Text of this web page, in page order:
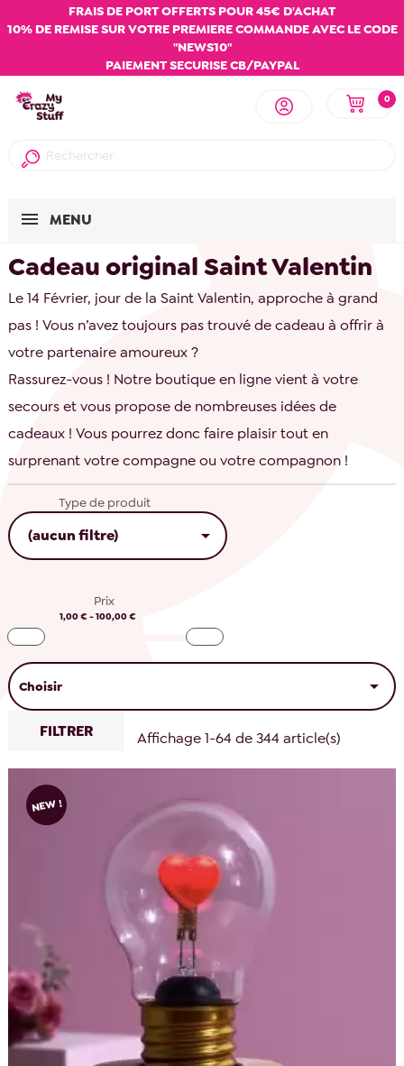
FRAIS DE PORT OFFERTS POUR 45€ D'ACHAT
10% DE REMISE SUR VOTRE PREMIERE COMMANDE AVEC LE CODE
"NEWS10"
PAIEMENT SECURISE CB/PAYPAL
0
MENU
Cadeau original Saint Valentin
Le 14 Février, jour de la Saint Valentin, approche à grand
pas ! Vous n’avez toujours pas trouvé de cadeau à offrir à
votre partenaire amoureux ?
Rassurez-vous ! Notre boutique en ligne vient à votre
secours et vous propose de nombreuses idées de
cadeaux ! Vous pourrez donc faire plaisir tout en
surprenant votre compagne ou votre compagnon !
Type de produit
(aucun filtre) 
Prix
1,00 € - 100,00 €
Choisir 
FILTRER Affichage 1-64 de 344 article(s)
NEW !